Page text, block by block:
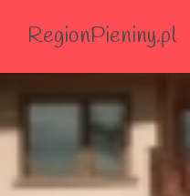
RegionPieniny.pl